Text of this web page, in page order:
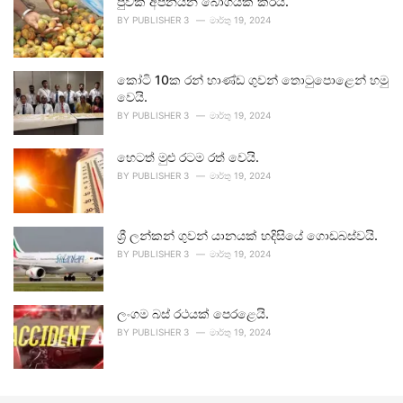
BY PUBLISHER 3 මාර්තු 19, 2024
කෝටි 10ක රන් භාණ්ඩ ගුවන් තොටුපොළෙන් හමු
වෙයි.
BY PUBLISHER 3 මාර්තු 19, 2024
හෙටත් මුළු රටම රත් වෙයි.
BY PUBLISHER 3 මාර්තු 19, 2024
ශ්‍රී ලන්කන් ගුවන් යානයක් හදිසියේ ගොඩබස්වයි.
BY PUBLISHER 3 මාර්තු 19, 2024
ලංගම බස් රථයක් පෙරළෙයි.
BY PUBLISHER 3 මාර්තු 19, 2024